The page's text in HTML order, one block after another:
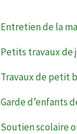
Entretien de la
Petits travaux de
Travaux de petit
Garde d’enfants
Soutien scolaire